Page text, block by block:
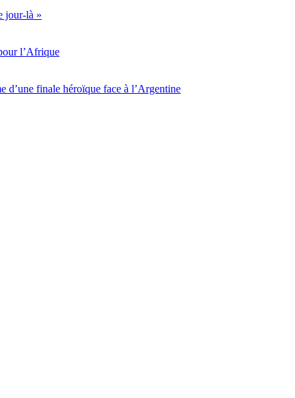
jour-là »
l’Afrique
d’une finale héroïque face à l’Argentine